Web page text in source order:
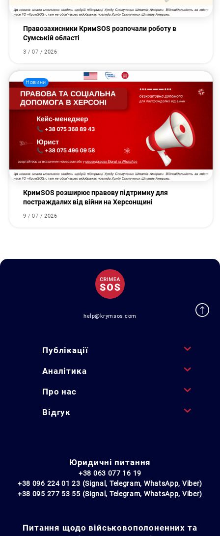
Правозахисники КримSOS розпочали роботу в
Сумській області
3 / 07 / 2026
Новини
КримSOS розширює правову підтримку для
постраждалих від війни на Херсонщині
9 / 07 / 2026
help@krymsos.com
Публікації
Аналітика
Про нас
Відгук
Юридичні питання
+38 063 077 16 19
+38 096 224 01 23 (Signal, Telegram, WhatsApp, Viber)
+38 095 277 53 55 (Signal, Telegram, WhatsApp, Viber)
Питання щодо військовополоненних та